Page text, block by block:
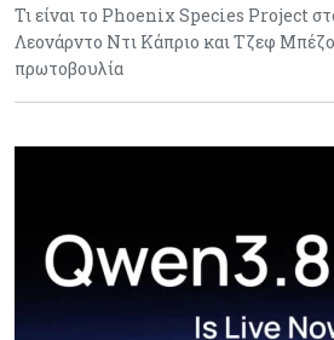
Τι είναι το Phoenix Species Project
Λεονάρντο Ντι Κάπριο και Τζεφ
πρωτοβουλία